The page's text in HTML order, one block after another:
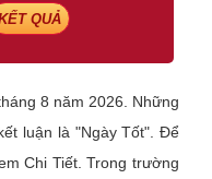
QUẢ
8 năm 2026. Những
luận là "Ngày Tốt". Để
Chi Tiết. Trong trường